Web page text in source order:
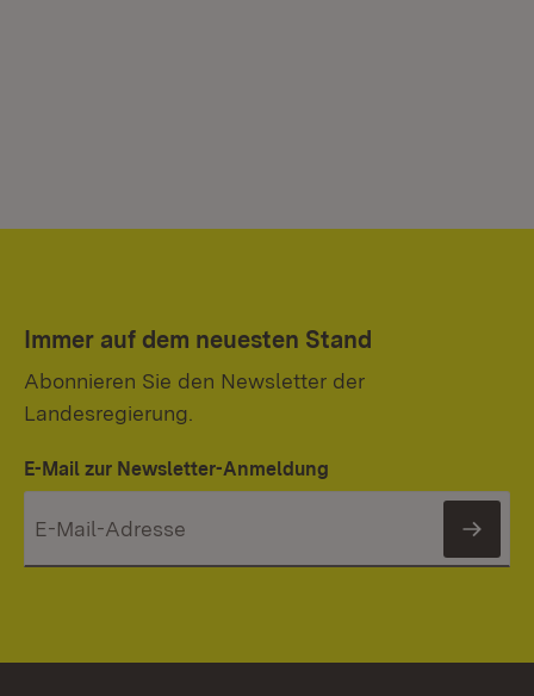
Immer auf dem neuesten Stand
Abonnieren Sie den Newsletter der
Landesregierung.
E-Mail zur Newsletter-Anmeldung